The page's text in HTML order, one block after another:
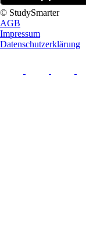
© StudySmarter
AGB
Impressum
Datenschutzerklärung